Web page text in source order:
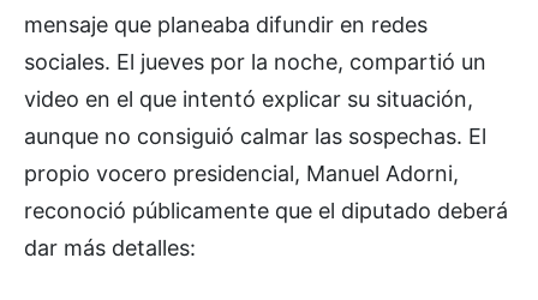
mensaje que planeaba difundir en redes
sociales. El jueves por la noche, compartió un
video en el que intentó explicar su situación,
aunque no consiguió calmar las sospechas. El
propio vocero presidencial, Manuel Adorni,
reconoció públicamente que el diputado deberá
dar más detalles: